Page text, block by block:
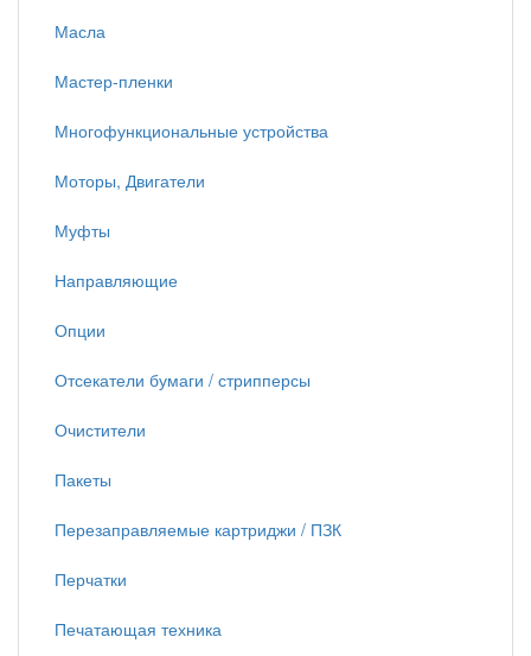
Масла
Мастер-пленки
Многофункциональные устройства
Моторы, Двигатели
Муфты
Направляющие
Опции
Отсекатели бумаги / стрипперсы
Очистители
Пакеты
Перезаправляемые картриджи / ПЗК
Перчатки
Печатающая техника